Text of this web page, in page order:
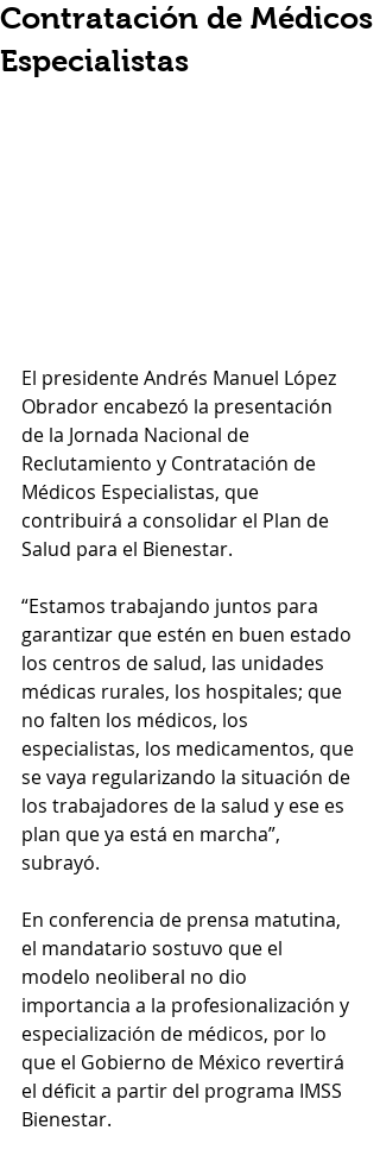
Contratación de Médicos
Especialistas
El presidente Andrés Manuel López
Obrador encabezó la presentación
de la Jornada Nacional de
Reclutamiento y Contratación de
Médicos Especialistas, que
contribuirá a consolidar el Plan de
Salud para el Bienestar.
“Estamos trabajando juntos para
garantizar que estén en buen estado
los centros de salud, las unidades
médicas rurales, los hospitales; que
no falten los médicos, los
especialistas, los medicamentos, que
se vaya regularizando la situación de
los trabajadores de la salud y ese es
plan que ya está en marcha”,
subrayó.
En conferencia de prensa matutina,
el mandatario sostuvo que el
modelo neoliberal no dio
importancia a la profesionalización y
especialización de médicos, por lo
que el Gobierno de México revertirá
el déficit a partir del programa IMSS
Bienestar.